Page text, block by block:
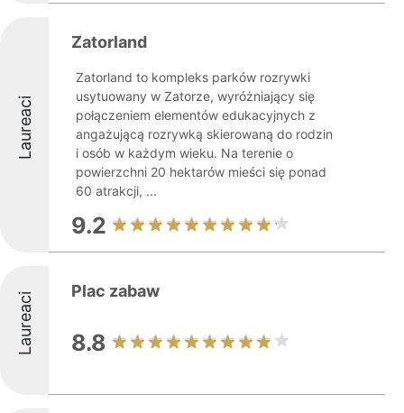
Laureaci
Zatorland
Zatorland to kompleks parków rozrywki
usytuowany w Zatorze, wyróżniający się
połączeniem elementów edukacyjnych z
angażującą rozrywką skierowaną do rodzin
i osób w każdym wieku. Na terenie o
powierzchni 20 hektarów mieści się ponad
60 atrakcji, ...
9.2
Laureaci Plac zabaw
8.8